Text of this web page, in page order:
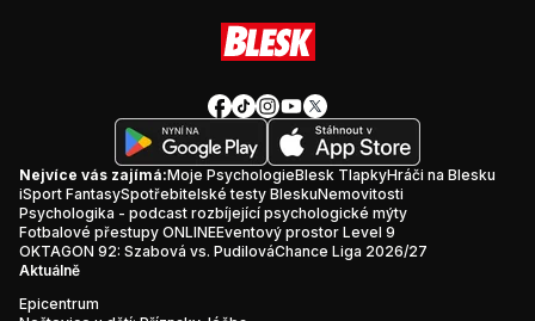
Nejvíce vás zajímá:Moje PsychologieBlesk TlapkyHráči na Blesku
iSport FantasySpotřebitelské testy BleskuNemovitosti
Psychologika - podcast rozbíjející psychologické mýty
Fotbalové přestupy ONLINEEventový prostor Level 9
OKTAGON 92: Szabová vs. PudilováChance Liga 2026/27
Aktuálně
Epicentrum